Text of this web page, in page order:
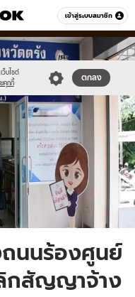
เข้าสู่ระบบสมาชิก
หมวดอื่นๆ
ว็บไซต์
คุกกี้
ตกลง
ถนนร้องศูนย์
กสัญญาจ้าง